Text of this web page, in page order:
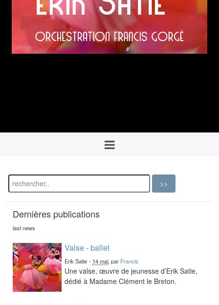
Dernières publications
last news
Valse - ballet
Erik Satie - 14 mai, par Francis
Une valse, œuvre de jeunesse d’Erik Satie,
dédié à Madame Clément le Breton.